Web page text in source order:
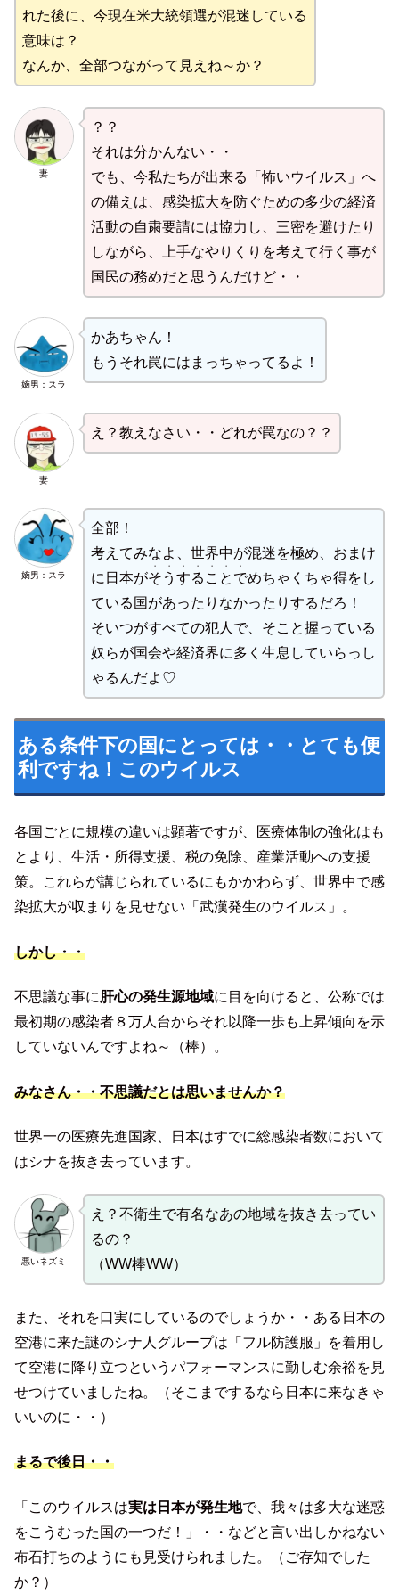
れた後に、今現在米大統領選が混迷している
意味は？
なんか、全部つながって見えね～か？
妻
？？
それは分かんない・・
でも、今私たちが出来る「怖いウイルス」へ
の備えは、感染拡大を防ぐための多少の経済
活動の自粛要請には協力し、三密を避けたり
しながら、上手なやりくりを考えて行く事が
国民の務めだと思うんだけど・・
嫡男：スラ
かあちゃん！
もうそれ罠にはまっちゃってるよ！
妻
え？教えなさい・・どれが罠なの？？
嫡男：スラ
全部！
考えてみなよ、世界中が混迷を極め、おまけ
に日本がそうすることで
・・・・・・・
めちゃくちゃ得をし
ている国があったりなかったりするだろ！
そいつがすべての犯人で、そこと握っている
奴らが国会や経済界に多く生息していらっし
ゃるんだよ♡
ある条件下の国にとっては・・ とても便
利ですね！このウイルス
各国ごとに規模の違いは顕著ですが、医療体制の強化はも
とより、生活・所得支援、税の免除、産業活動への支援
策。これらが講じられているにもかかわらず、世界中で感
染拡大が収まりを見せない「武漢発生のウイルス」。
しかし・・
不思議な事に肝心の発生源地域に目を向けると、公称では
最初期の感染者８万人台からそれ以降一歩も上昇傾向を示
していないんですよね～（棒）。
みなさん・・不思議だとは思いませんか？
世界一の医療先進国家、日本はすでに総感染者数において
はシナを抜き去っています。
悪いネズミ
え？不衛生で有名なあの地域を抜き去ってい
るの？
（WW棒WW）
また、それを口実にしているのでしょうか・・ある日本の
空港に来た謎のシナ人グループは「フル防護服」を着用し
て空港に降り立つというパフォーマンスに勤しむ余裕を見
せつけていましたね。（そこまでするなら日本に来なきゃ
いいのに・・）
まるで後日・・
「このウイルスは実は日本が発生地で、我々は多大な迷惑
をこうむった国の一つだ！」・・などと言い出しかねない
布石打ちのようにも見受けられました。（ご存知でした
か？）